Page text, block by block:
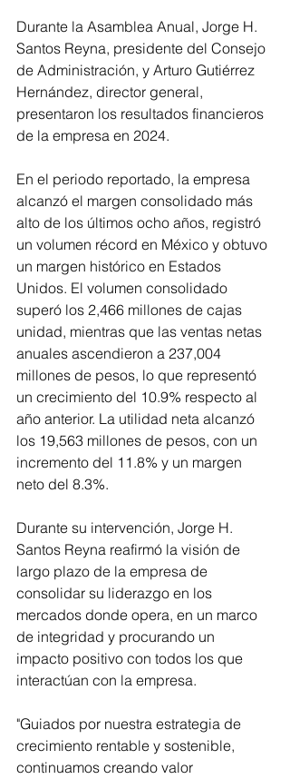
Durante la Asamblea Anual, Jorge H.
Santos Reyna, presidente del Consejo
de Administración, y Arturo Gutiérrez
Hernández, director general,
presentaron los resultados financieros
de la empresa en 2024.
En el periodo reportado, la empresa
alcanzó el margen consolidado más
alto de los últimos ocho años, registró
un volumen récord en México y obtuvo
un margen histórico en Estados
Unidos. El volumen consolidado
superó los 2,466 millones de cajas
unidad, mientras que las ventas netas
anuales ascendieron a 237,004
millones de pesos, lo que representó
un crecimiento del 10.9% respecto al
año anterior. La utilidad neta alcanzó
los 19,563 millones de pesos, con un
incremento del 11.8% y un margen
neto del 8.3%.
Durante su intervención, Jorge H.
Santos Reyna reafirmó la visión de
largo plazo de la empresa de
consolidar su liderazgo en los
mercados donde opera, en un marco
de integridad y procurando un
impacto positivo con todos los que
interactúan con la empresa.
"Guiados por nuestra estrategia de
crecimiento rentable y sostenible,
continuamos creando valor